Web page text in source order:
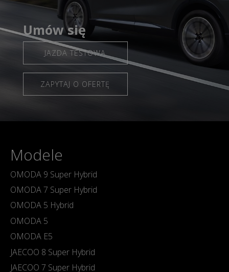
Umów się
JAZDA TESTOWA
ZAPYTAJ O OFERTĘ
Modele
OMODA 9 Super Hybrid
OMODA 7 Super Hybrid
OMODA 5 Hybrid
OMODA 5
OMODA E5
JAECOO 8 Super Hybrid
JAECOO 7 Super Hybrid